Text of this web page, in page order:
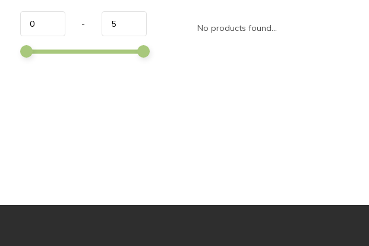
- No products found...